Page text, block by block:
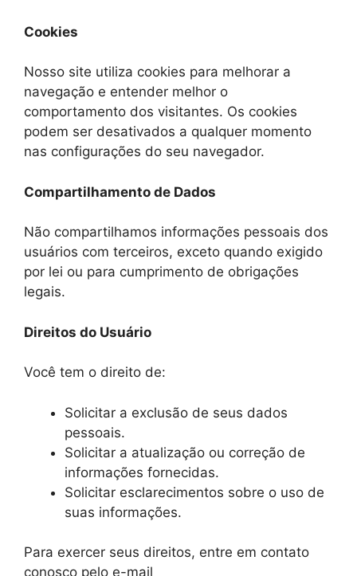
Cookies
Nosso site utiliza cookies para melhorar a
navegação e entender melhor o
comportamento dos visitantes. Os cookies
podem ser desativados a qualquer momento
nas configurações do seu navegador.
Compartilhamento de Dados
Não compartilhamos informações pessoais dos
usuários com terceiros, exceto quando exigido
por lei ou para cumprimento de obrigações
legais.
Direitos do Usuário
Você tem o direito de:
Solicitar a exclusão de seus dados
pessoais.
Solicitar a atualização ou correção de
informações fornecidas.
Solicitar esclarecimentos sobre o uso de
suas informações.
Para exercer seus direitos, entre em contato
conosco pelo e-mail